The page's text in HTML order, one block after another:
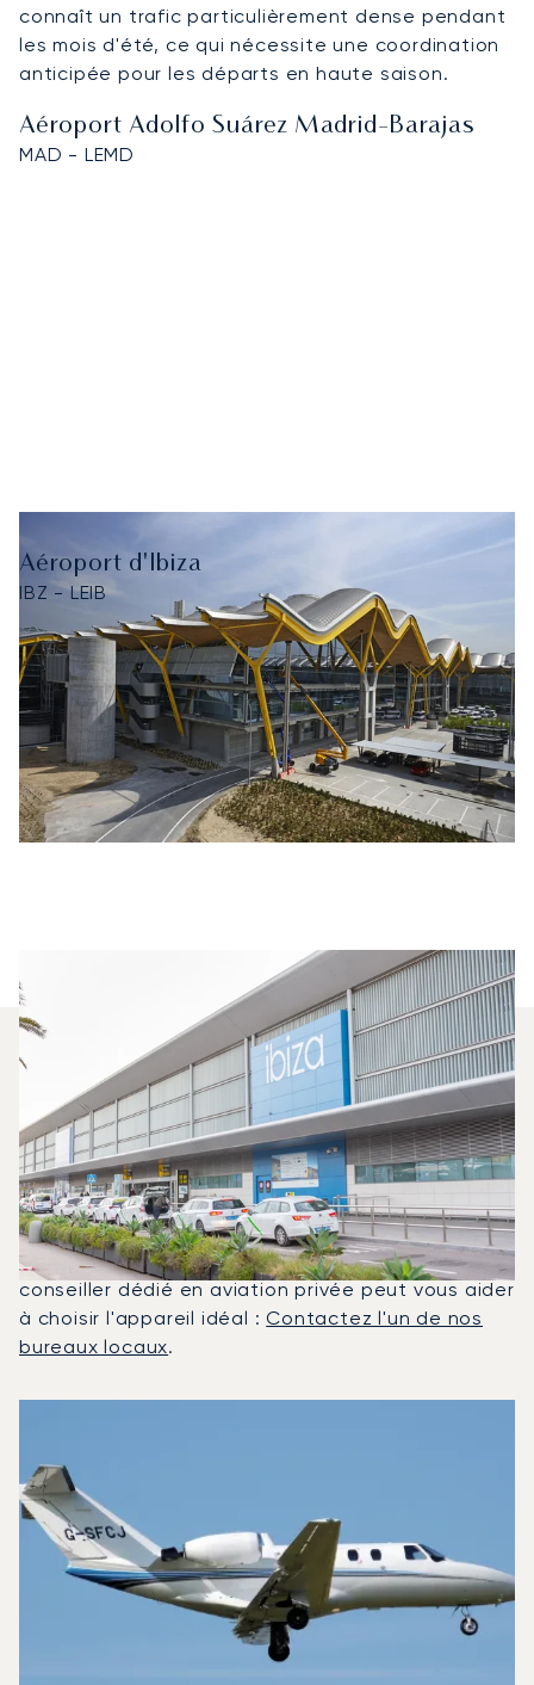
connaît un trafic particulièrement dense pendant
les mois d'été, ce qui nécessite une coordination
anticipée pour les départs en haute saison.
Aéroport Adolfo Suárez Madrid-Barajas
MAD - LEMD
Aéroport d'Ibiza
IBZ - LEIB
Quels Jets Privés Sont Les Plus
Affrétés Entre Madrid Et Ibiza
?
En 2025, le Citation CJ1, le Phenom 300 et le
Falcon 2000LX ont été les jets privés les plus
utilisés pour les vols entre Ibiza et Madrid. Un
conseiller dédié en aviation privée peut vous aider
à choisir l'appareil idéal :Contactez l'un de nos
bureaux locaux.
Autonomie (NM)